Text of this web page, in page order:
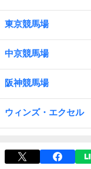
東京競馬場
中京競馬場
阪神競馬場
ウィンズ・エクセル